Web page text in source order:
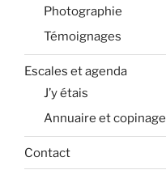
Photographie
Témoignages
Escales et agenda
J’y étais
Annuaire et copinage
Contact